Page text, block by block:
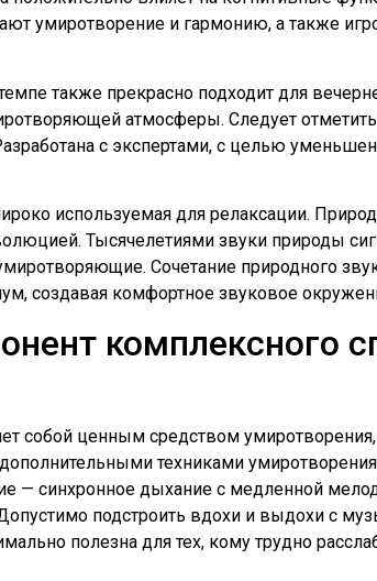
умиротворение и гармонию, а также
также прекрасно подходит для
атмосферы. Следует
с экспертами, с целью
используемая для релаксации.
Тысячелетиями звуки природы
Сочетание природного
создавая комфортное звуковое
комплексного
собой ценным средством
техниками
— синхронное дыхание с медленной
подстроить вдохи и выдохи с
полезна для тех, кому трудно